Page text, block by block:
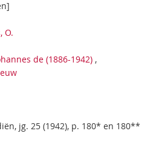
O.
de (1886-1942) ,
jg. 25 (1942), p. 180* en 180**